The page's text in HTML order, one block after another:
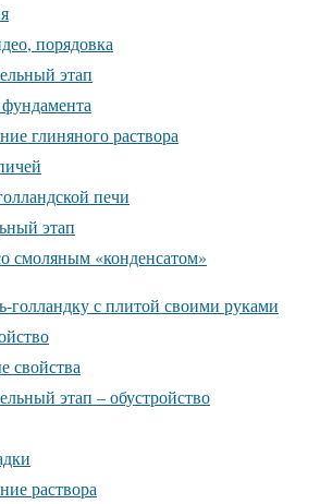
порядовка
этап
глиняного раствора
печи
этап
смоляным «конденсатом»
голландку с плитой своими руками
свойства
этап – обустройство
раствора